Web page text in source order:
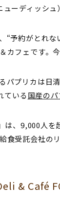
ーディッシュ
“予約がとれ
カフェです。
パプリカは日
ている国産のパ
、9,000人を
食受託会社の
& Café